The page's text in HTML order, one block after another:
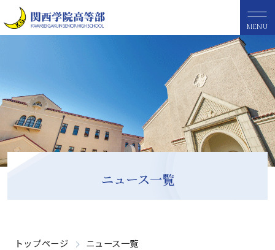
MENU
ニュース一覧
トップページ ニュース一覧